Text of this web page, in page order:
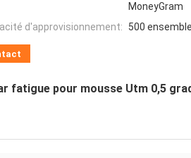
MoneyGram
d'approvisionnement:
500
fatigue pour mousse Utm 0,5